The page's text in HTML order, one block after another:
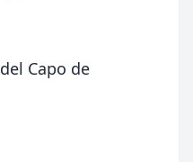
del Capo de